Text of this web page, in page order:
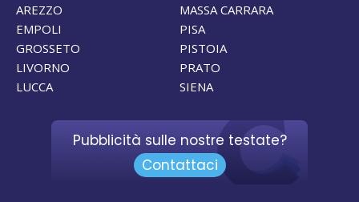
AREZZO
EMPOLI
GROSSETO
LIVORNO
LUCCA
MASSA CARRARA
PISA
PISTOIA
PRATO
SIENA
Pubblicità sulle nostre testate?
Contattaci